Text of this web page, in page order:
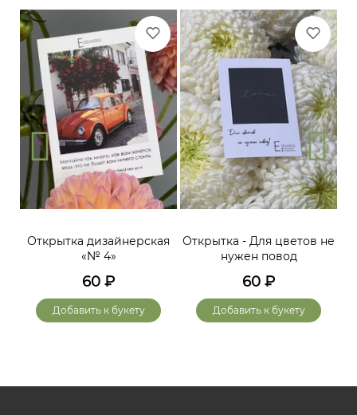
Открытка дизайнерская
«№ 4»
60 ₽
Добавить к букету
Открытка - Для цветов не
нужен повод
60 ₽
Добавить к букету